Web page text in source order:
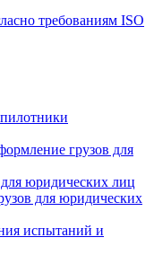
требованиям ISO
грузов для
юридических лиц
для юридических
испытаний и